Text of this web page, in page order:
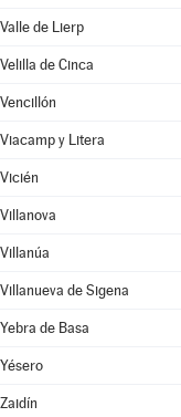
Valle de Lierp
Velilla de Cinca
Vencillón
Viacamp y Litera
Vicién
Villanova
Villanúa
Villanueva de Sigena
Yebra de Basa
Yésero
Zaidín